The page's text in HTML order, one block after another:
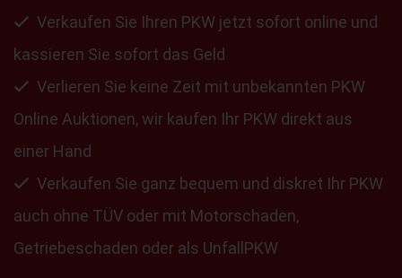
Verkaufen Sie Ihren PKW jetzt sofort online und
kassieren Sie sofort das Geld
Verlieren Sie keine Zeit mit unbekannten PKW
Online Auktionen, wir kaufen Ihr PKW direkt aus
einer Hand
Verkaufen Sie ganz bequem und diskret Ihr PKW
auch ohne TÜV oder mit Motorschaden,
Getriebeschaden oder als UnfallPKW